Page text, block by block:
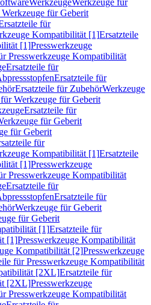
WerkzeugeWerkzeuge für
für Geberit
für
Kompatibilität [1]Ersatzteile
[1]Presswerkzeuge
Presswerkzeuge Kompatibilität
Ersatzteile für
Ersatzteile für
Ersatzteile für ZubehörWerkzeuge
Werkzeuge für Geberit
Ersatzteile für
für Geberit
für Geberit
für
Kompatibilität [1]Ersatzteile
[1]Presswerkzeuge
Presswerkzeuge Kompatibilität
Ersatzteile für
Ersatzteile für
Werkzeuge für Geberit
für Geberit
[1]Ersatzteile für
[1]Presswerkzeuge Kompatibilität
Kompatibilität [2]Presswerkzeuge
für Presswerkzeuge Kompatibilität
[2XL]Ersatzteile für
[2XL]Presswerkzeuge
Presswerkzeuge Kompatibilität